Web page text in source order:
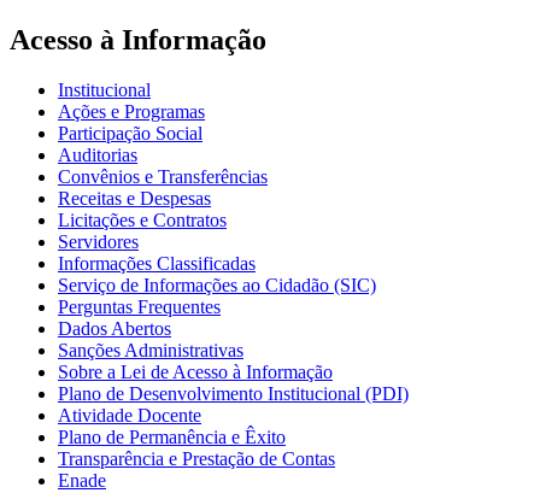
Acesso à Informação
Institucional
Ações e Programas
Participação Social
Auditorias
Convênios e Transferências
Receitas e Despesas
Licitações e Contratos
Servidores
Informações Classificadas
Serviço de Informações ao Cidadão (SIC)
Perguntas Frequentes
Dados Abertos
Sanções Administrativas
Sobre a Lei de Acesso à Informação
Plano de Desenvolvimento Institucional (PDI)
Atividade Docente
Plano de Permanência e Êxito
Transparência e Prestação de Contas
Enade